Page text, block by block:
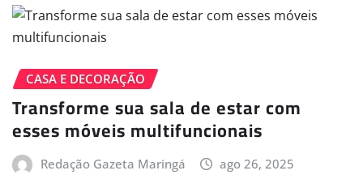
CASA E DECORAÇÃO
Transforme sua sala de estar com
esses móveis multifuncionais
Redação Gazeta Maringá ago 26, 2025